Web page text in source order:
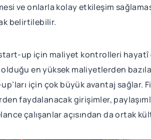
ve onlarla kolay etkileşim
belirtilebilir.
up için maliyet kontrolleri hayatî
en yüksek maliyetlerden
için çok büyük avantaj
faydalanacak girişimler,
çalışanlar açısından da ortak